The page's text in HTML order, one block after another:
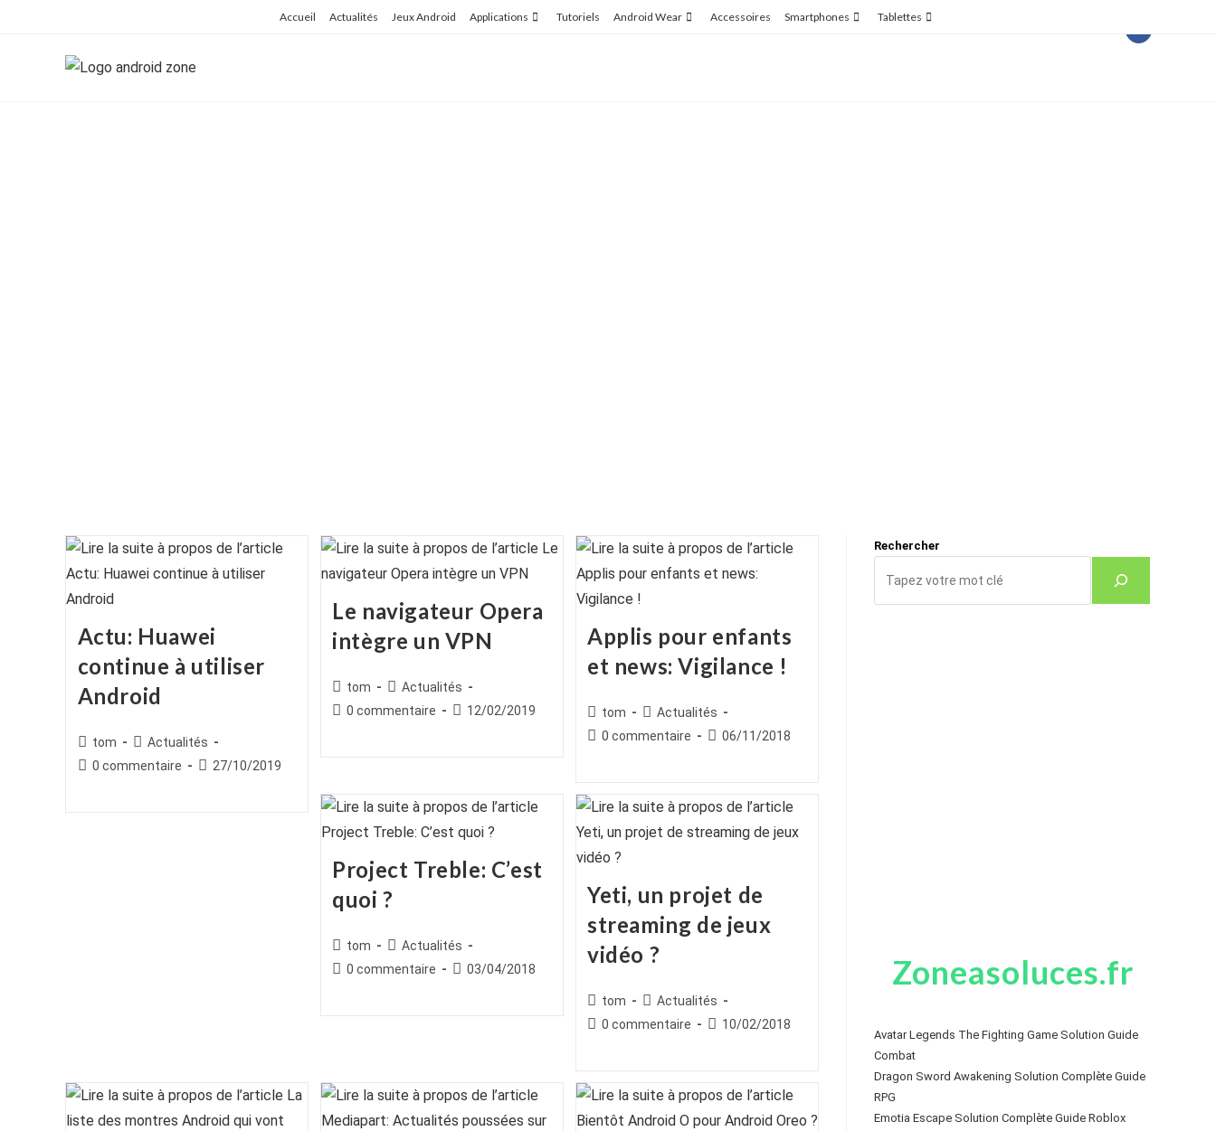
Accueil Actualités Jeux Android Applications Tutoriels Android Wear Accessoires Smartphones Tablettes
Actu: Huawei
continue à utiliser
Android
Auteur/autrice
de
tom
Post
category:
Actualités
Commentaires
0 commentaire
Publication
27/10/2019
Le navigateur Opera
intègre un VPN
Auteur/autrice
de
tom
Post
category:
Actualités
Commentaires
0 commentaire
Publication
12/02/2019
Applis pour enfants
et news: Vigilance !
Auteur/autrice
de
tom
Post
category:
Actualités
Commentaires
publication :
0 commentaire
Publication
06/11/2018
Project Treble: C’est
quoi ?
Auteur/autrice
de
tom
Post
category:
Actualités
Commentaires
0 commentaire
Publication
03/04/2018
Yeti, un projet de
streaming de jeux
vidéo ?
Auteur/autrice
de
tom
Post
category:
Actualités
Commentaires
publication :
0 commentaire
Publication
10/02/2018
Rechercher
Zoneasoluces.fr
Avatar Legends The Fighting Game Solution Guide
Combat
Dragon Sword Awakening Solution Complète Guide
RPG
Emotia Escape Solution Complète Guide Roblox